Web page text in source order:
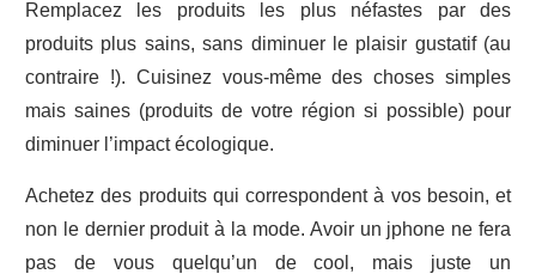
Remplacez les produits les plus néfastes par des
produits plus sains, sans diminuer le plaisir gustatif (au
contraire !). Cuisinez vous-même des choses simples
mais saines (produits de votre région si possible) pour
diminuer l’impact écologique.
Achetez des produits qui correspondent à vos besoin, et
non le dernier produit à la mode. Avoir un jphone ne fera
pas de vous quelqu’un de cool, mais juste un